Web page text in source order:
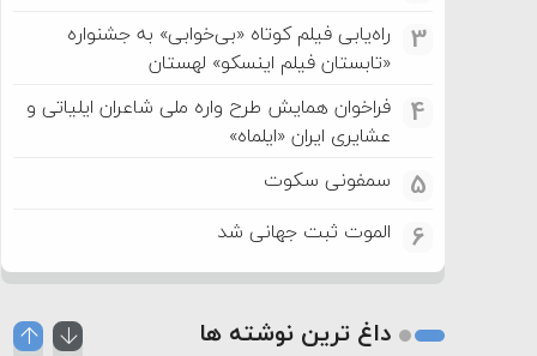
3
راه‌یابی فیلم کوتاه «بی‌خوابی» به جشنواره
«تابستان فیلم اینسکو» لهستان
4
فراخوان همایش طرح واره ملی شاعران ایلیاتی و
عشایری ایران «ایلماه»
5 سمفونی سکوت
6 الموت ثبت جهانی شد
داغ ترین نوشته ها